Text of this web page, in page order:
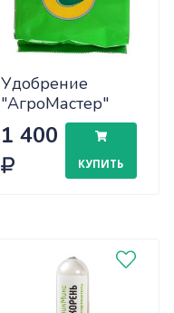
Удобрение
"АгроМастер"
Плантафид 20-
20-20 1кг
1 400
КУПИТЬ